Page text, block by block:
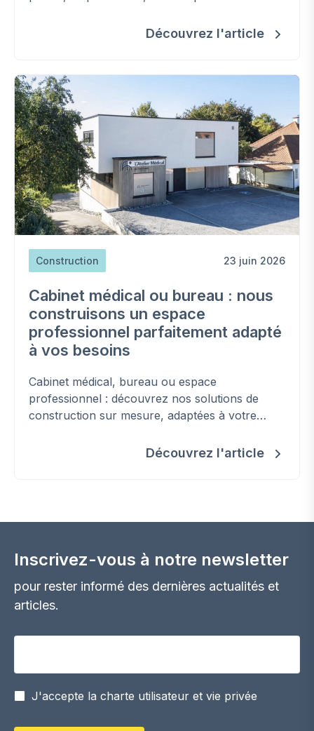
Découvrez l'article
Construction 23 juin 2026
Cabinet médical ou bureau : nous
construisons un espace
professionnel parfaitement adapté
à vos besoins
Cabinet médical, bureau ou espace
professionnel : découvrez nos solutions de
construction sur mesure, adaptées à votre
Découvrez l'article
Inscrivez-vous à notre newsletter
pour rester informé des dernières actualités et
articles.
J'accepte la charte utilisateur et vie privée